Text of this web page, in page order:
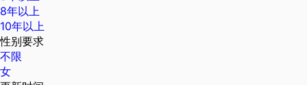
8年以上
10年以上
性别要求
不限
女